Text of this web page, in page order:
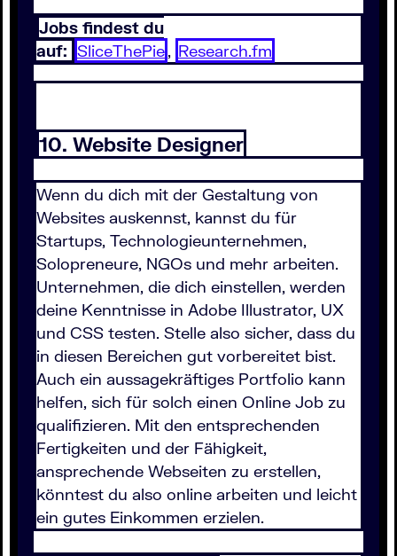
Jobs findest du
auf: SliceThePie, Research.fm
10. Website Designer
Wenn du dich mit der Gestaltung von
Websites auskennst, kannst du für
Startups, Technologieunternehmen,
Solopreneure, NGOs und mehr arbeiten.
Unternehmen, die dich einstellen, werden
deine Kenntnisse in Adobe Illustrator, UX
und CSS testen. Stelle also sicher, dass du
in diesen Bereichen gut vorbereitet bist.
Auch ein aussagekräftiges Portfolio kann
helfen, sich für solch einen Online Job zu
qualifizieren. Mit den entsprechenden
Fertigkeiten und der Fähigkeit,
ansprechende Webseiten zu erstellen,
könntest du also online arbeiten und leicht
ein gutes Einkommen erzielen.